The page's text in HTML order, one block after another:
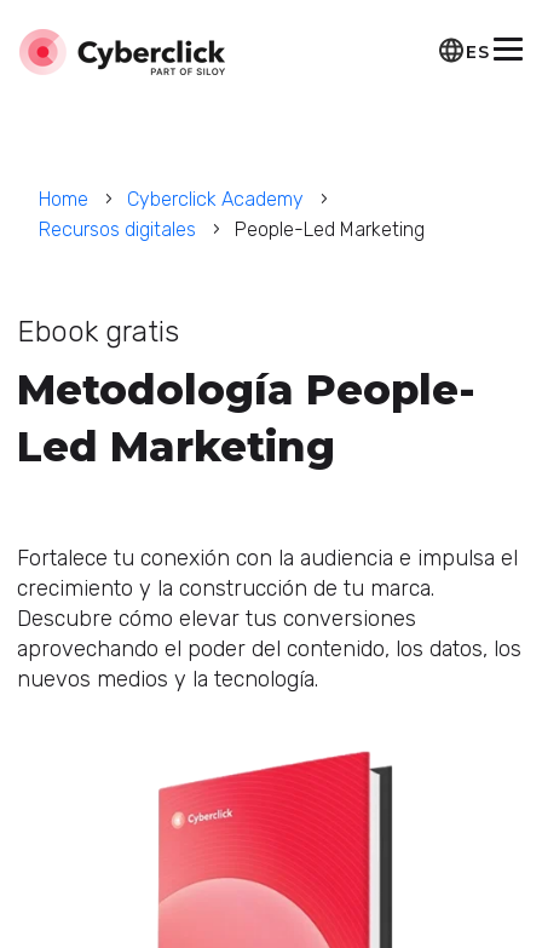
ES
Home
Cyberclick Academy
Recursos digitales
People-Led Marketing
Ebook gratis
Metodología People-
Led Marketing
Fortalece tu conexión con la audiencia e impulsa el
crecimiento y la construcción de tu marca.
Descubre cómo elevar tus conversiones
aprovechando el poder del contenido, los datos, los
nuevos medios y la tecnología.